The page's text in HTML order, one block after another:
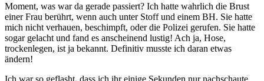
Moment, was war da gerade passiert? Ich hatte wahrlich die Brust
einer Frau berührt, wenn auch unter Stoff und einem BH. Sie hatte
mich nicht verhauen, beschimpft, oder die Polizei gerufen. Sie hatte
sogar gelacht und fand es anscheinend lustig! Ach ja, Hose,
trockenlegen, ist ja bekannt. Definitiv musste ich daran etwas
ändern!
Ich war so geflasht, dass ich ihr einige Sekunden nur nachschaute